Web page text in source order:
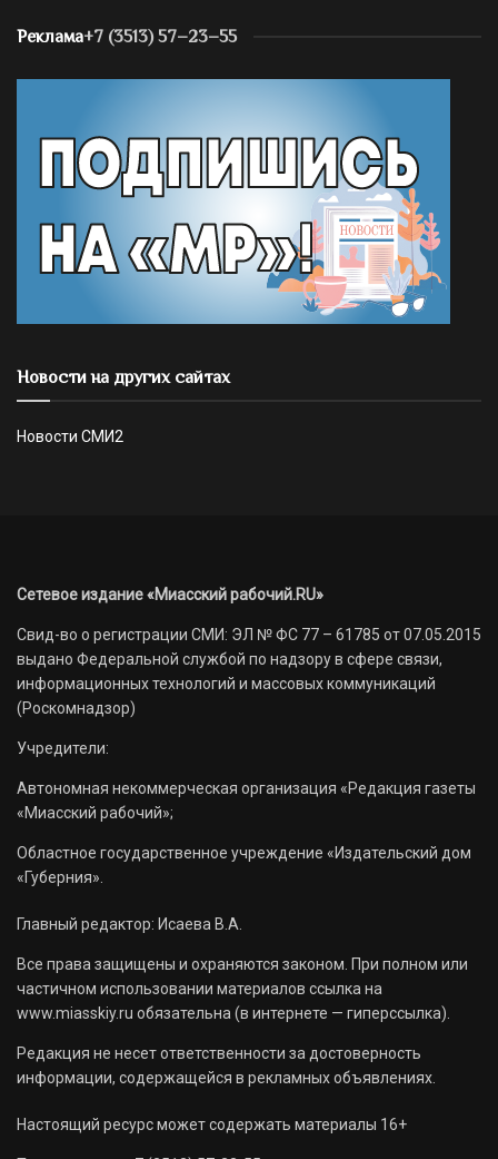
Реклама+7 (3513) 57–23–55
Новости на других сайтах
Новости СМИ2
Сетевое издание «Миасский рабочий.RU»
Свид-во о регистрации СМИ: ЭЛ № ФС 77 – 61785 от 07.05.2015
выдано Федеральной службой по надзору в сфере связи,
информационных технологий и массовых коммуникаций
(Роскомнадзор)
Учредители:
Автономная некоммерческая организация «Редакция газеты
«Миасский рабочий»;
Областное государственное учреждение «Издательский дом
«Губерния».
Главный редактор: Исаева В.А.
Все права защищены и охраняются законом. При полном или
частичном использовании материалов ссылка на
www.miasskiy.ru обязательна (в интернете — гиперссылка).
Редакция не несет ответственности за достоверность
информации, содержащейся в рекламных объявлениях.
Настоящий ресурс может содержать материалы 16+